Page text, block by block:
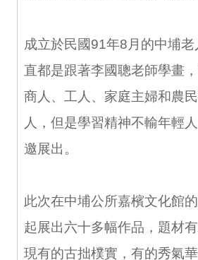
成立於民國91年8月的中埔
直都是跟著李國聰老師學畫
商人、工人、家庭主婦和農
人，但是學習精神不輸年輕
邀展出。
此次在中埔公所嘉檳文化館
起展出六十多幅作品，題材
現有的古拙樸實，有的秀氣